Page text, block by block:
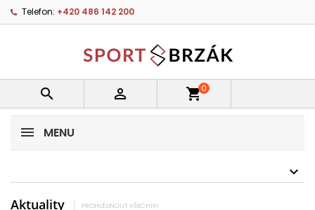
Telefon: +420 486 142 200
  shopping_cart0
MENU
Aktuality PROHLÉDNOUT VŠECHNY